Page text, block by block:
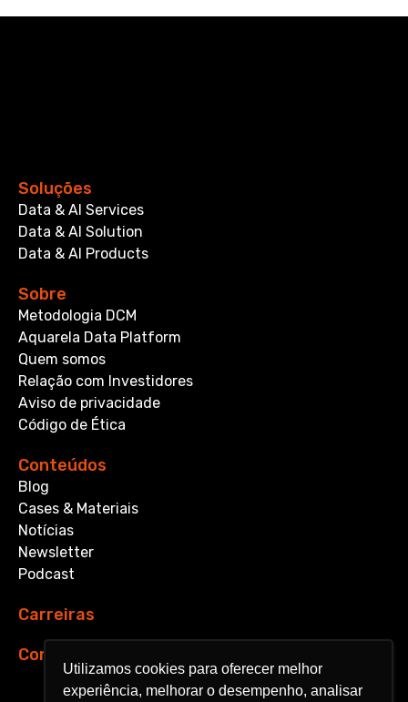
Utilizamos cookies para oferecer melhor
experiência, melhorar o desempenho, analisar
Utilizamos cookies para oferecer melhor
experiência, melhorar o desempenho, analisar
Soluções
Data & AI Services
Data & AI Solution
Data & AI Products
Sobre
Metodologia DCM
Aquarela Data Platform
Quem somos
Relação com Investidores
Aviso de privacidade
Código de Ética
Conteúdos
Blog
Cases & Materiais
Notícias
Newsletter
Podcast
Carreiras
Contato